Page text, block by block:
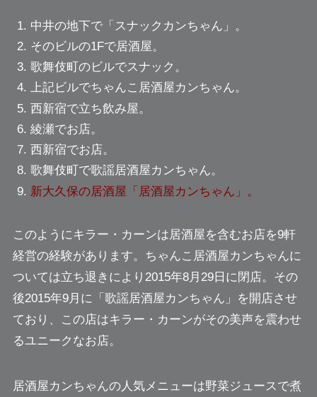
中井の地下で「スナックカンちゃん」。
そのビルの1Fで居酒屋。
歌舞伎町のビルでスナック。
上記ビルでちゃんこ居酒屋カンちゃん。
西新宿で立ち飲み屋。
綾瀬でお店。
西新宿でお店。
歌舞伎町で歌謡居酒屋カンちゃん。
新大久保の居酒屋「居酒屋カンちゃん」。
このようにキラー・カーンは居酒屋を含むお店を9軒
経営の経験があります。ちゃんこ居酒屋カンちゃんに
ついては立ち退きにより2015年8月29日に閉店。その
後2015年9月に「歌謡居酒屋カンちゃん」を開店させ
ており、この店はキラー・カーンがその美声を震わせ
るユニークなお店。
居酒屋カンちゃんの人気メニューは野菜ジュースで煮